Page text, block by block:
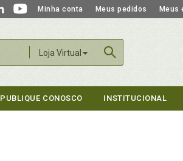
Minha conta Meus pedidos Meus
Loja Virtual
PUBLIQUE CONOSCO INSTITUCIONAL